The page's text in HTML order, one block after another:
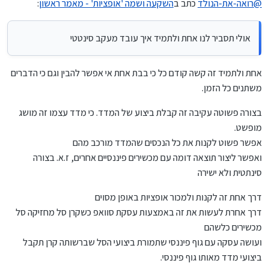
ולקבל את הרווחים שיש בחשבון, נכון לאותו יום.
[ד] אין שום שאלות הלכתיות. חלק. גלאט.
[ה] בהדרכה של מי שיודע מה עושים, אין צורך להשקיע הרבה
זמן. אפשר להסתפק בכ- 10 דקות – בשנה.
לסיכום, יש כאן כיוון מאד רציני להשקעה. אופציות.
@רואה-את-הנולדכתב בהשקעה ושמה 'אופציות' - מאמר ראשון:
אולי תסביר לנו אחת ולתמיד איך עובד מעקב סינטטי
אחת ולתמיד זה קשה קודם כל כי בבת אחת אי אפשר להבין וגם כי הדברים
משתנים כל הזמן.
בצורה פשוטה עקיבה זה קבלת ביצוע של המדד. כי מדד עצמו זה מושג
מופשט.
אפשר פשוט לקנות את כל הנכסים שהמדד מורכב מהם
ואפשר ליצור תוצאה דומה עם מכשירים פיננסיים אחרים, ז.א. בצורה
סינתטית ולא ישירה
דרך אחת זה לקנות ולמכור אופציות באופן מסוים
דרך אחרת לעשות את זה באמצעות עסקת סוואפ כשקרן סל מחזיקה סל
מכשירים כלשהם
ועושה עסקה עם גוף פיננסי שתמורת ביצועי הסל שברשותה קרן תקבל
ביצועי מדד מאותו גוף פיננסי.